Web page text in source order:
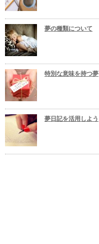
夢の種類について
特別な意味を持つ夢
夢日記を活用しよう